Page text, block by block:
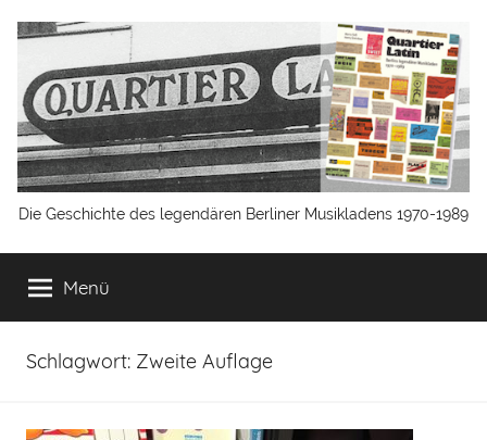
Inhalt
springen
Quartier
Latin
Berlin
Die Geschichte des legendären Berliner Musikladens 1970-1989
Menü
Schlagwort: Zweite Auflage